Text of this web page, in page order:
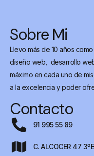
Contacto
91 995 55 89
C. ALCOCER 47
Sobre Mi
Llevo más de 10 años
diseño web, desarrollo
máximo en cada uno de
a la excelencia y poder